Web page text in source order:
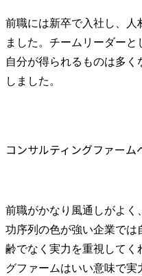
前職には新卒で入社し、人
ました。チームリーダー
自分が得られるものは多
しました。
コンサルティングファー
前職がかなり風通しがよ
功序列の色が強い企業で
齢でなく実力を重視してく
グファームはいい意味で実